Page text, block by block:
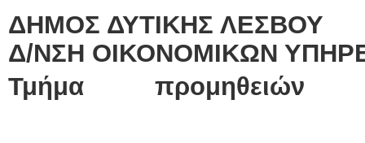
ΔΗΜΟΣ ΔΥΤΙΚΗΣ ΛΕΣΒΟΥ
Δ/ΝΣΗ ΟΙΚΟΝΟΜΙΚΩΝ
Τμήμαπρομηθειών